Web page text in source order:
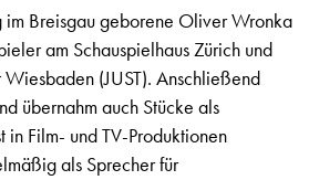
im Breisgau geborene Oliver Wronka
am Schauspielhaus Zürich und
Wiesbaden (JUST). Anschließend
übernahm auch Stücke als
in Film- und TV-Produktionen
als Sprecher für